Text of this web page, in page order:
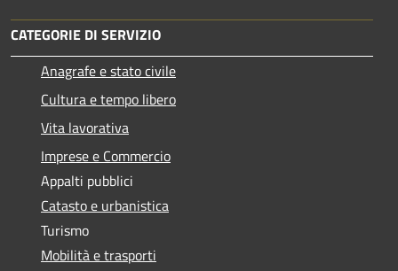
CATEGORIE DI SERVIZIO
Anagrafe e stato civile
Cultura e tempo libero
Vita lavorativa
Imprese e Commercio
Appalti pubblici
Catasto e urbanistica
Turismo
Mobilità e trasporti